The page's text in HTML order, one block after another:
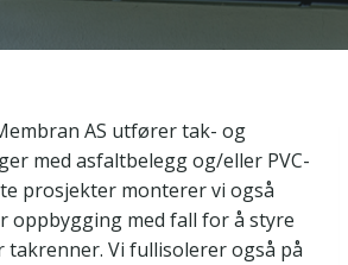
AS utfører tak- og
med asfaltbelegg og/eller PVC-
prosjekter monterer vi også
oppbygging med fall for å styre
takrenner. Vi fullisolerer også på